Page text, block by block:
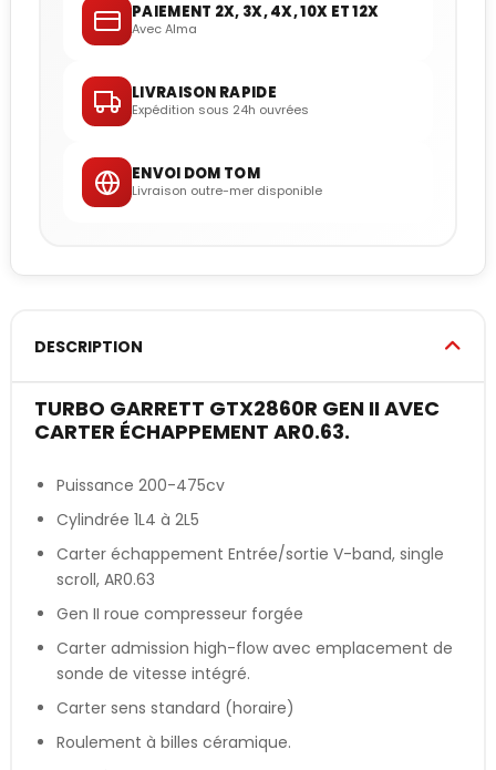
PAIEMENT 2X, 3X, 4X, 10X ET 12X
Avec Alma
LIVRAISON RAPIDE
Expédition sous 24h ouvrées
ENVOI DOM TOM
Livraison outre-mer disponible
DESCRIPTION
TURBO GARRETT GTX2860R GEN II AVEC
CARTER ÉCHAPPEMENT AR0.63.
Puissance 200-475cv
Cylindrée 1L4 à 2L5
Carter échappement Entrée/sortie V-band, single
scroll, AR0.63
Gen II roue compresseur forgée
Carter admission high-flow avec emplacement de
sonde de vitesse intégré.
Carter sens standard (horaire)
Roulement à billes céramique.